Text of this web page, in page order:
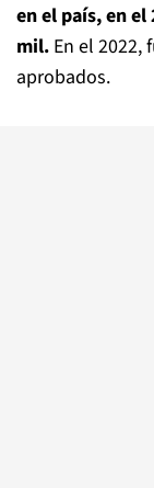
en el país, en
mil. En el
aprobados.